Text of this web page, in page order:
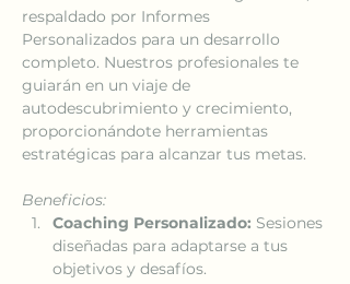
respaldado por Informes
Personalizados para un desarrollo
completo. Nuestros profesionales te
guiarán en un viaje de
autodescubrimiento y crecimiento,
proporcionándote herramientas
estratégicas para alcanzar tus metas.
Beneficios:
Coaching Personalizado: Sesiones
diseñadas para adaptarse a tus
objetivos y desafíos.